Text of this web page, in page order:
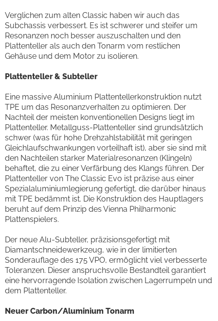
Verglichen zum alten Classic haben wir auch das
Subchassis verbessert. Es ist schwerer und steifer um
Resonanzen noch besser auszuschalten und den
Plattenteller als auch den Tonarm vom restlichen
Gehäuse und dem Motor zu isolieren.
Plattenteller & Subteller
Eine massive Aluminium Plattentellerkonstruktion nutzt
TPE um das Resonanzverhalten zu optimieren. Der
Nachteil der meisten konventionellen Designs liegt im
Plattenteller. Metallguss-Plattenteller sind grundsätzlich
schwer (was für hohe Drehzahlstabilität mit geringen
Gleichlaufschwankungen vorteilhaft ist), aber sie sind mit
den Nachteilen starker Materialresonanzen (Klingeln)
behaftet, die zu einer Verfärbung des Klangs führen. Der
Plattenteller von The Classic Evo ist präzise aus einer
Spezialaluminiumlegierung gefertigt, die darüber hinaus
mit TPE bedämmt ist. Die Konstruktion des Hauptlagers
beruht auf dem Prinzip des Vienna Philharmonic
Plattenspielers.
Der neue Alu-Subteller, präzisionsgefertigt mit
Diamantschneidewerkzeug, wie in der limitierten
Sonderauflage des 175 VPO, ermöglicht viel verbesserte
Toleranzen. Dieser anspruchsvolle Bestandteil garantiert
eine hervorragende Isolation zwischen Lagerrumpeln und
dem Plattenteller.
Neuer Carbon/Aluminium Tonarm